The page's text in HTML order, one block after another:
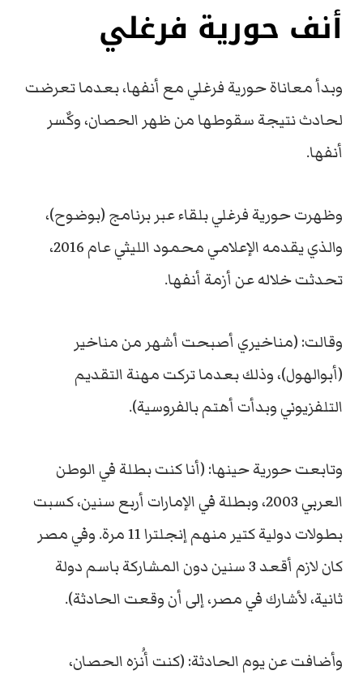
أنف حورية فرغلي
وبدأ معاناة حورية فرغلي مع أنفها، بعدما تعرضت
لحادث نتيجة سقوطها من ظهر الحصان، وكٌسر
أنفها.
وظهرت حورية فرغلي بلقاء عبر برنامج (بوضوح)،
والذي يقدمه الإعلامي محمود الليثي عام 2016،
تحدثت خلاله عن أزمة أنفها.
وقالت: (مناخيري أصبحت أشهر من مناخير
(أبوالهول)، وذلك بعدما تركت مهنة التقديم
التلفزيوني وبدأت أهتم بالفروسية).
وتابعت حورية حينها: (أنا كنت بطلة في الوطن
العربي 2003، وبطلة في الإمارات أربع سنين، كسبت
بطولات دولية كتير منهم إنجلترا 11 مرة. وفي مصر
كان لازم أقعد 3 سنين دون المشاركة باسم دولة
ثانية، لأشارك في مصر، إلى أن وقعت الحادثة).
وأضافت عن يوم الحادثة: (كنت أُنزه الحصان،